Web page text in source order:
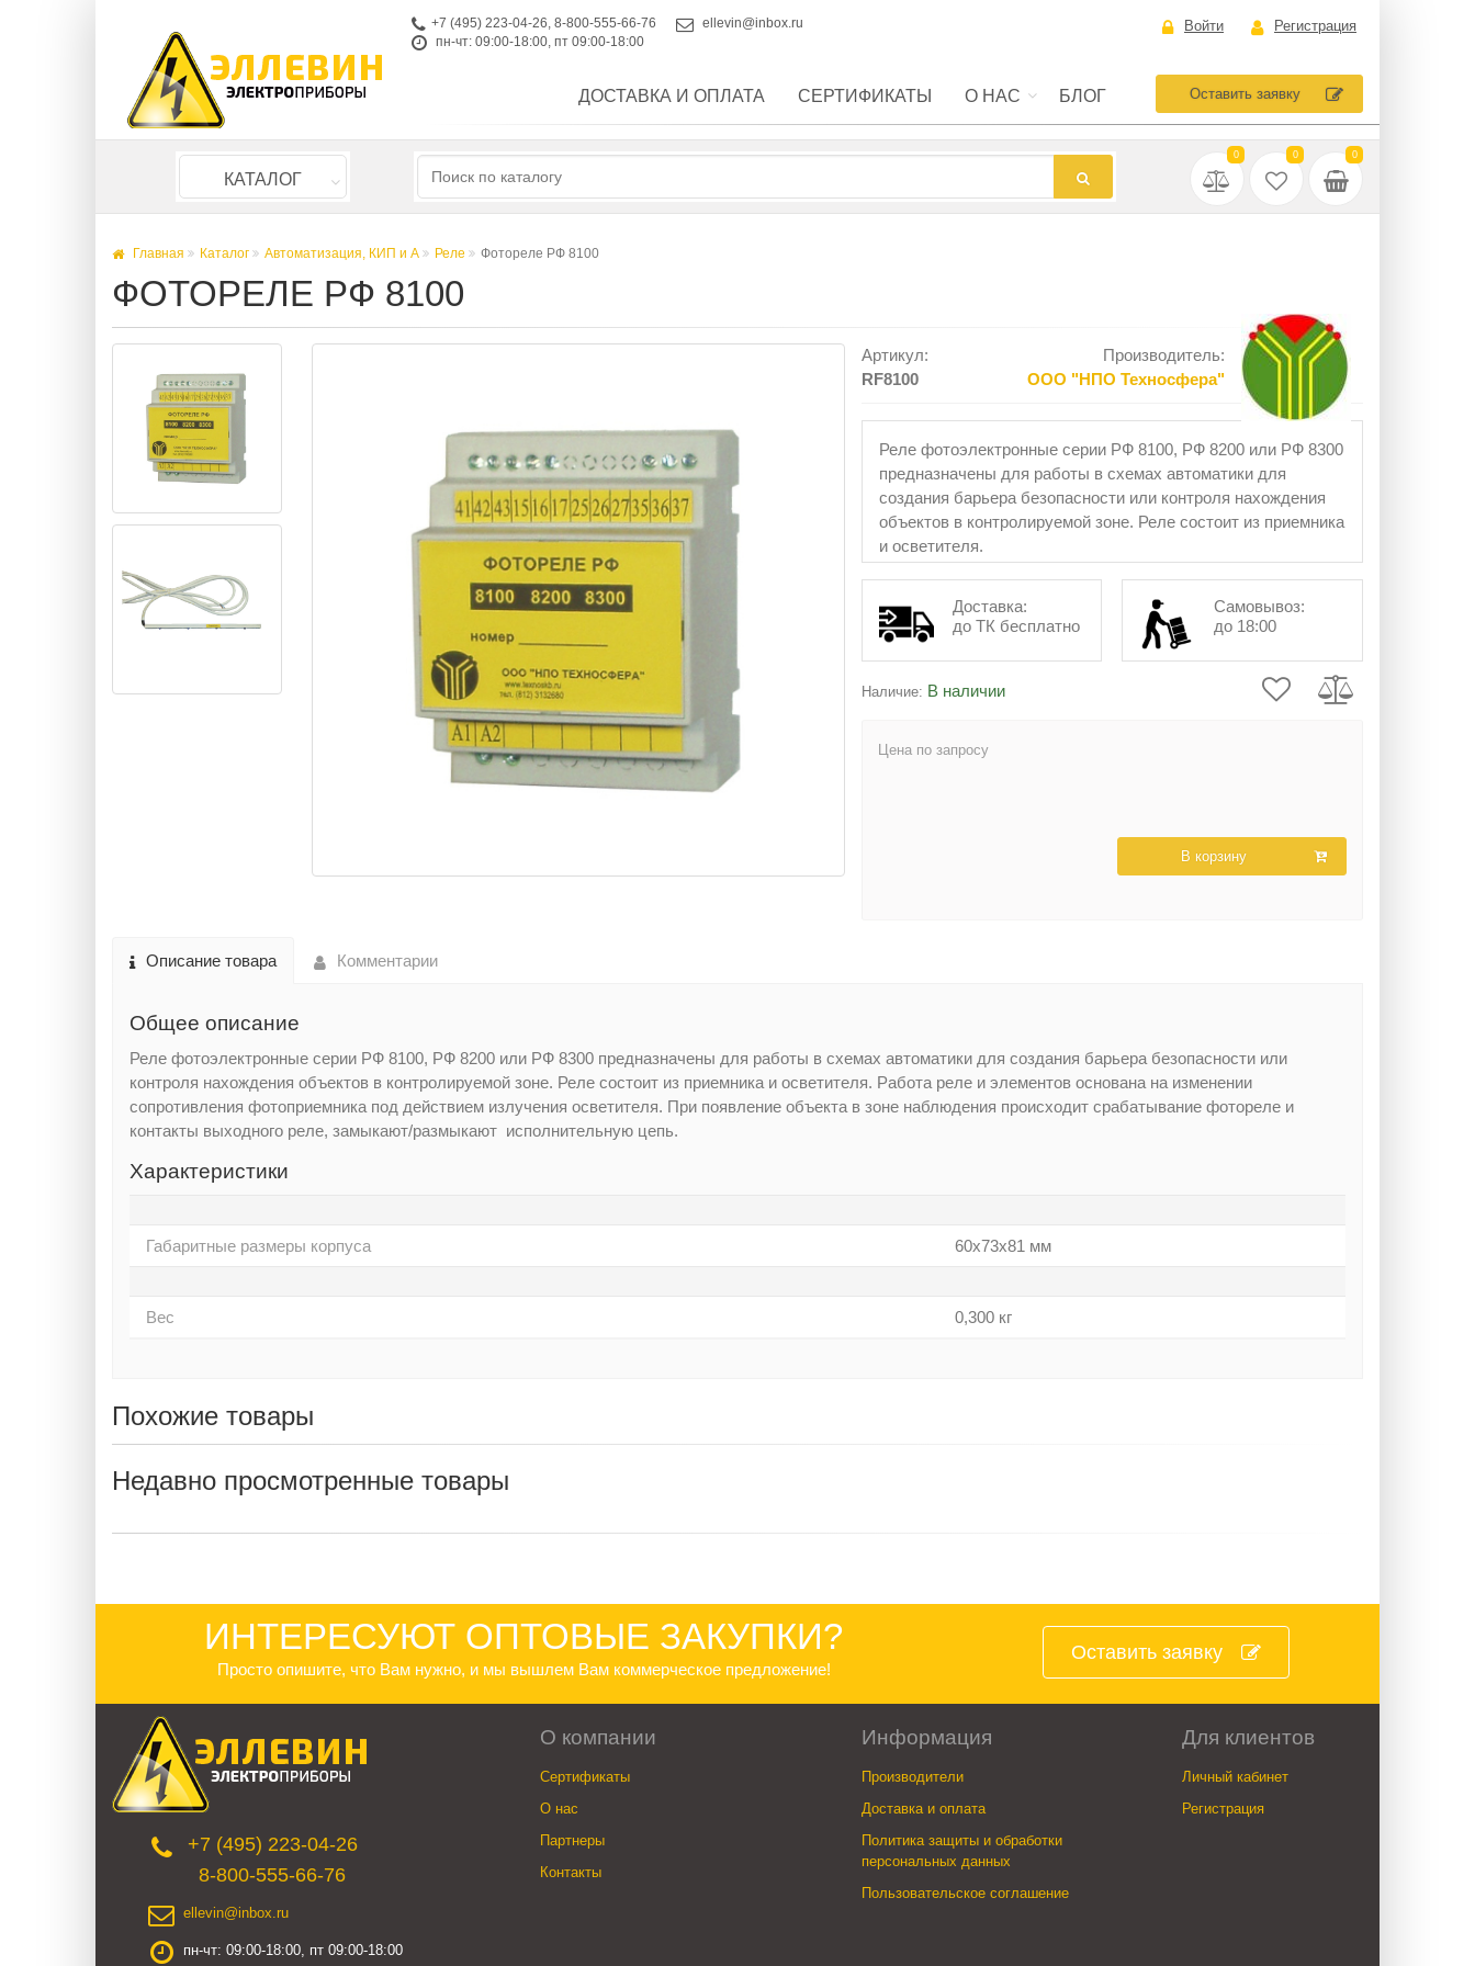
+7 (495) 223-04-26, 8-800-555-66-76
ellevin@inbox.ru
пн-чт: 09:00-18:00, пт 09:00-18:00
Войти Регистрация
ДОСТАВКА И ОПЛАТА СЕРТИФИКАТЫ О НАС БЛОГ Оставить заявку
КАТАЛОГ
0 0 0
Главная Каталог Автоматизация, КИП и А Реле Фотореле РФ 8100
ФОТОРЕЛЕ РФ 8100
Артикул:
RF8100
Производитель:
ООО "НПО Техносфера"
Реле фотоэлектронные серии РФ 8100, РФ 8200 или РФ 8300
предназначены для работы в схемах автоматики для
создания барьера безопасности или контроля нахождения
объектов в контролируемой зоне. Реле состоит из приемника
и осветителя.
Доставка:
до ТК бесплатно
Самовывоз:
до 18:00
Наличие: В наличии
Цена по запросу
В корзину
Описание товара Комментарии
Общее описание
Реле фотоэлектронные серии РФ 8100, РФ 8200 или РФ 8300 предназначены для работы в схемах автоматики для создания барьера безопасности или
контроля нахождения объектов в контролируемой зоне. Реле состоит из приемника и осветителя. Работа реле и элементов основана на изменении
сопротивления фотоприемника под действием излучения осветителя. При появление объекта в зоне наблюдения происходит срабатывание фотореле и
контакты выходного реле, замыкают/размыкают исполнительную цепь.
Характеристики
Габаритные размеры корпуса 60х73х81 мм
Вес 0,300 кг
Похожие товары
Недавно просмотренные товары
ИНТЕРЕСУЮТ ОПТОВЫЕ ЗАКУПКИ?
Просто опишите, что Вам нужно, и мы вышлем Вам коммерческое предложение!
Оставить заявку
+7 (495) 223-04-26
8-800-555-66-76
ellevin@inbox.ru
пн-чт: 09:00-18:00, пт 09:00-18:00
О компании
Сертификаты
О нас
Партнеры
Контакты
Информация
Производители
Доставка и оплата
Политика защиты и обработки
персональных данных
Пользовательское соглашение
Для клиентов
Личный кабинет
Регистрация